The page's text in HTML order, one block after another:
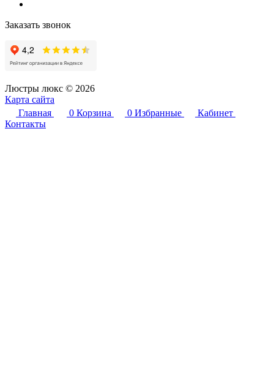
Заказать звонок
Люстры люкс © 2026
Карта сайта
Главная
0 Корзина 0 Избранные
Кабинет
Контакты